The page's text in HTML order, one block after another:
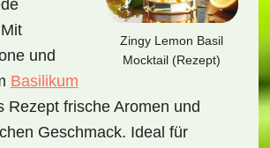
Zingy Lemon Basil
Mocktail (Rezept)
und
Basilikum
Rezept frische Aromen und
Geschmack. Ideal für